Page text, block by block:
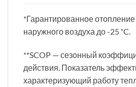
*Гарантированное
наружного воздуха до -25 ˚C.
**SCOP — сезонный
действия. Показатель
характеризующий работу